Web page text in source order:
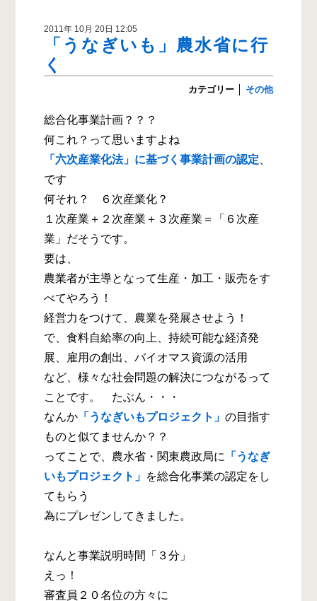
2011年 10月 20日 12:05
「うなぎいも」農水省に行
く
カテゴリー その他
総合化事業計画？？？
何これ？って思いますよね
「六次産業化法」に基づく事業計画の認定
です
何それ？ ６次産業化？
１次産業＋２次産業＋３次産業＝「６次産
業」だそうです。
要は、
農業者が主導となって生産・加工・販売をす
べてやろう！
経営力をつけて、農業を発展させよう！
で、食料自給率の向上、持続可能な経済発
展、雇用の創出、バイオマス資源の活用
など、様々な社会問題の解決につながるって
ことです。 たぶん・・・
なんか 「うなぎいもプロジェクト」の目指す
ものと似てませんか？？
ってことで、農水省・関東農政局に
「うなぎ
いもプロジェクト」 を総合化事業の認定をし
てもらう
為にプレゼンしてきました。
なんと事業説明時間「３分」
えっ！
審査員２０名位の方々に